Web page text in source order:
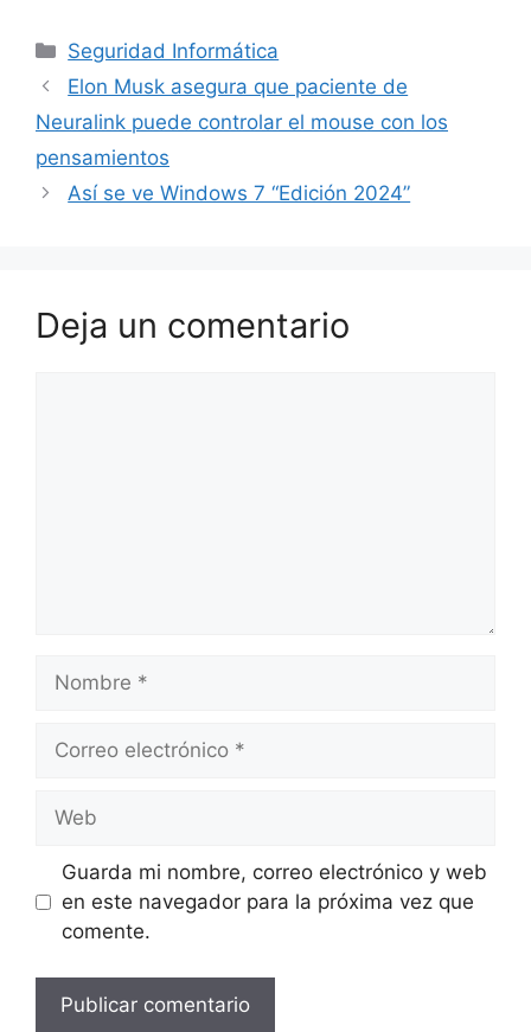
Categorías
Seguridad Informática
Elon Musk asegura que paciente de
Neuralink puede controlar el mouse con los
pensamientos
Así se ve Windows 7 “Edición 2024”
Deja un comentario
Nombre
Correo
Web
Guarda mi nombre, correo electrónico y web
en este navegador para la próxima vez que
comente.